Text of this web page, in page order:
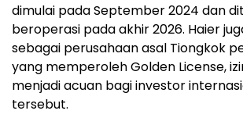
dimulai pada September 2024 dan
beroperasi pada akhir 2026. Haier
sebagai perusahaan asal Tiongkok
yang memperoleh Golden License,
menjadi acuan bagi investor
tersebut.